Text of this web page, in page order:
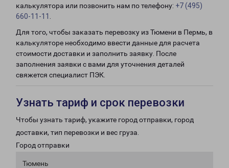
калькулятора или позвонить нам по телефону: +7 (495)
660-11-11
Для того, чтобы заказать перевозку из Тюмени в Пермь, в
калькуляторе необходимо ввести данные для расчета
стоимости доставки и заполнить заявку. После
заполнения заявки с вами для уточнения деталей
свяжется специалист ПЭК.
Узнать тариф и срок перевозки
Чтобы узнать тариф, укажите город отправки, город
доставки, тип перевозки и вес груза.
Город отправки
Тюмень